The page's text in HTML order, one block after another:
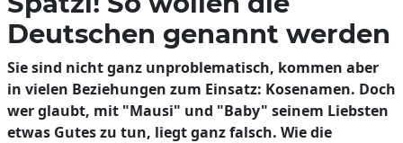
Deutschen genannt werden
Sie sind nicht ganz unproblematisch, kommen aber
in vielen Beziehungen zum Einsatz: Kosenamen. Doch
wer glaubt, mit "Mausi" und "Baby" seinem Liebsten
etwas Gutes zu tun, liegt ganz falsch. Wie die